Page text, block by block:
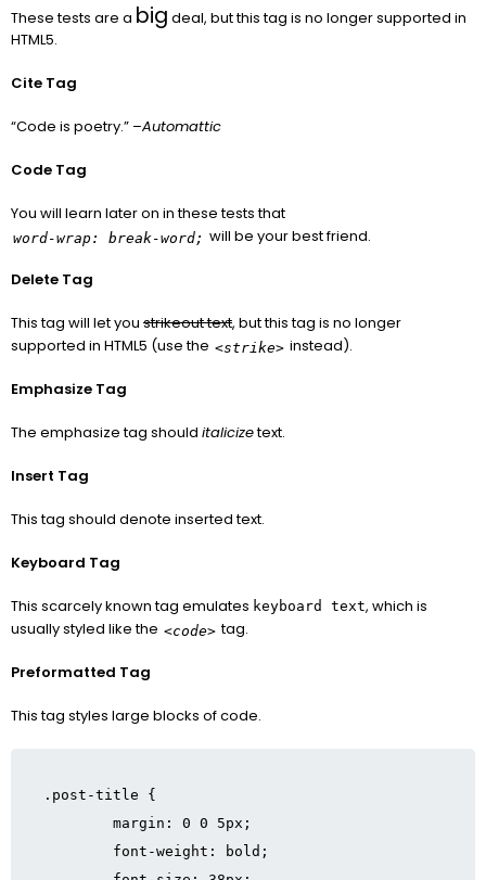
These tests are a big deal, but this tag is no longer supported in
HTML5.
Cite Tag
“Code is poetry.” –Automattic
Code Tag
You will learn later on in these tests that
word-wrap: break-word; will be your best friend.
Delete Tag
This tag will let you strikeout text, but this tag is no longer
supported in HTML5 (use the <strike> instead).
Emphasize Tag
The emphasize tag should italicizetext.
Insert Tag
This tag should denote insertedtext.
Keyboard Tag
This scarcely known tag emulates keyboard text, which is
usually styled like the <code> tag.
Preformatted Tag
This tag styles large blocks of code.
.post-title {